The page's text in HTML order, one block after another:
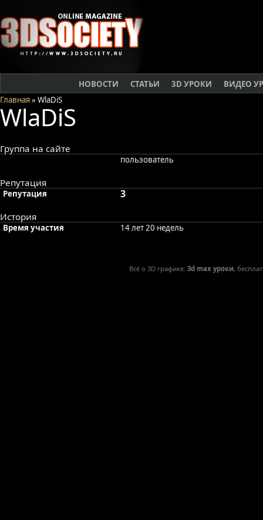
НОВОСТИ СТАТЬИ 3D УРОКИ
ВИДЕО
Главная» WlaDiS
WlaDiS
Группа на сайте
пользователь
Репутация
Репутация 3
История
Время участия 14 лет 20 недель
Всё о 3D графике:3d max уроки,